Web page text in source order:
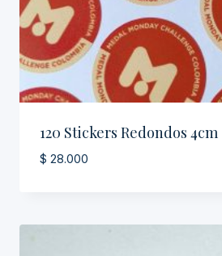
120 Stickers Redondos 4cm
$ 28.000